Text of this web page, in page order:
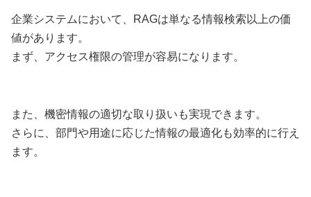
企業システムにおいて、RAGは単なる情報検索以上の価
値があります。
まず、アクセス権限の管理が容易になります。
また、機密情報の適切な取り扱いも実現できます。
さらに、部門や用途に応じた情報の最適化も効率的に行え
ます。